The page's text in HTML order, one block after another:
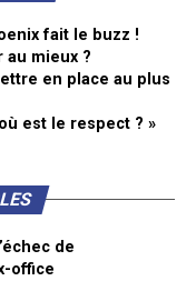
fait le buzz !
au mieux ?
en place au plus
est le respect ? »
de
office